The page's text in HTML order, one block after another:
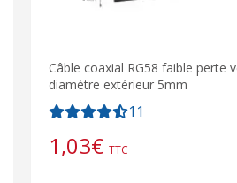
Câble coaxial RG58 faible perte
diamètre extérieur 5mm
11
1,03€ TTC